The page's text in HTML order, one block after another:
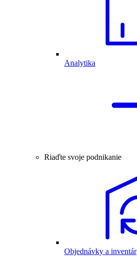
Analytika
Riaďte svoje podnikanie
Objednávky a inventár